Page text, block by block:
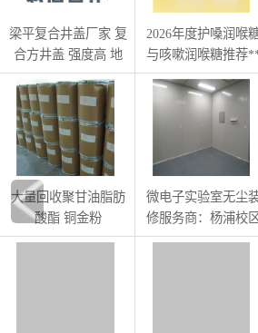
梁平复合井盖厂家 复
合方井盖 强度高 地
下室排水沟
2026年度护嗓润喉
与咳嗽润喉糖推荐
榜
大量回收聚甘油脂肪
酸酯 铜金粉
微电子实验室无尘
修服务商：杨浦校区
工程案例 尚文净化